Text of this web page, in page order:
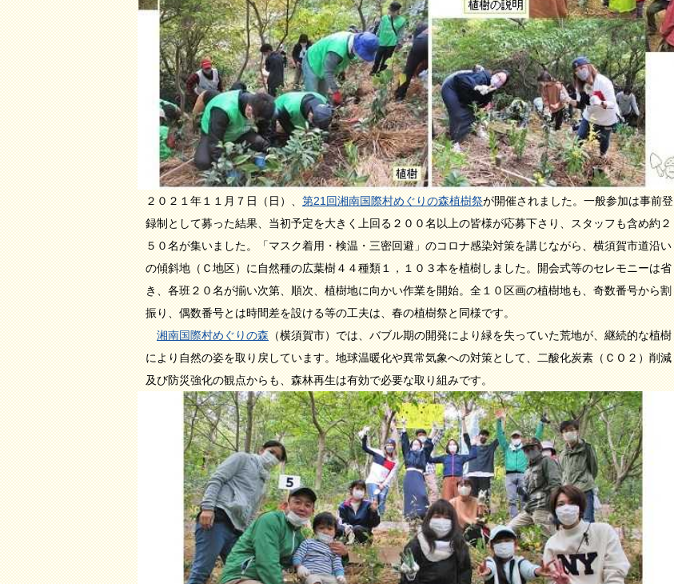
２０２１年１１月７日（日）、 第21回湘南国際村めぐりの森植樹祭が開催されました。一般参加は事前登
録制として募った結果、当初予定を大きく上回る２００名以上の皆様が応募下さり、スタッフも含め約２
５０名が集いました。「マスク着用・検温・三密回避」のコロナ感染対策を講じながら、横須賀市道沿い
の傾斜地（Ｃ地区）に自然種の広葉樹４４種類１，１０３本を植樹しました。開会式等のセレモニーは省
き、各班２０名が揃い次第、順次、植樹地に向かい作業を開始。全１０区画の植樹地も、奇数番号から割
振り、偶数番号とは時間差を設ける等の工夫は、春の植樹祭と同様です。
湘南国際村めぐりの森 （横須賀市）では、バブル期の開発により緑を失っていた荒地が、継続的な植樹
により自然の姿を取り戻しています。地球温暖化や異常気象への対策として、二酸化炭素（ＣＯ２）削減
及び防災強化の観点からも、森林再生は有効で必要な取り組みです。